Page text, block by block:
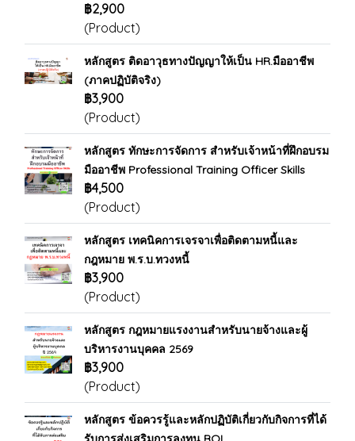
฿2,900
(Product)
หลักสูตร ติดอาวุธทางปัญญาให้เป็น HR.มืออาชีพ
(ภาคปฏิบัติจริง)
฿3,900
(Product)
หลักสูตร ทักษะการจัดการ สำหรับเจ้าหน้าที่ฝึกอบรม
มืออาชีพ Professional Training Officer Skills
฿4,500
(Product)
หลักสูตร เทคนิคการเจรจาเพื่อติดตามหนี้และ
กฎหมาย พ.ร.บ.ทวงหนี้
฿3,900
(Product)
หลักสูตร กฎหมายแรงงานสำหรับนายจ้างและผู้
บริหารงานบุคคล 2569
฿3,900
(Product)
หลักสูตร ข้อควรรู้และหลักปฏิบัติเกี่ยวกับกิจการที่ได้